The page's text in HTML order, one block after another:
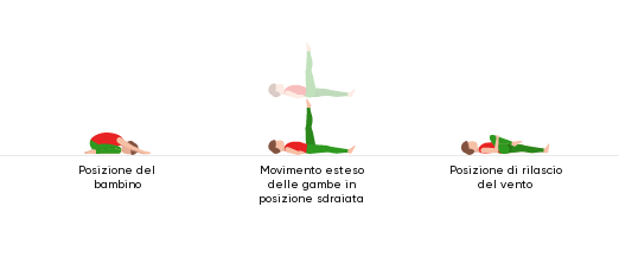
Posizione del
bambino
Movimento esteso
delle gambe in
posizione sdraiata
Posizione di rilascio
del vento